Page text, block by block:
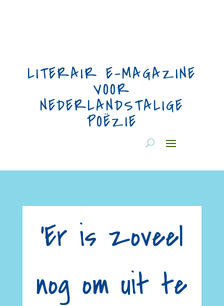
LITERAIR E-MAGAZINE
VOOR
NEDERLANDSTALIGE
POËZIE
'Er is zoveel
nog om uit te